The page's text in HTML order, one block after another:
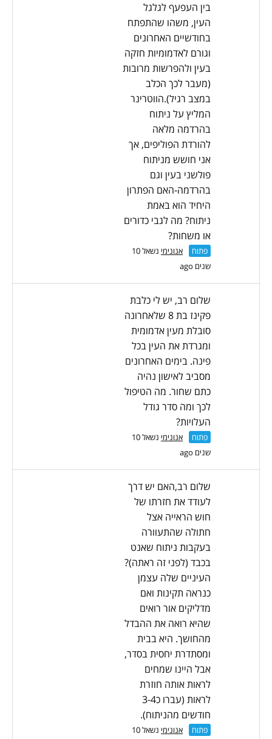
בין העפעף לגלגל
העין, משהו שהתפתח
בחודשיים האחרונים
וגורם לאדמומיות חזקה
בעין ולהפרשות מרובות
(מעבר לכך הכלב
במצב רגיל).הווטרינר
המליץ על ניתוח
בהרדמה מלאה
להורדת הפוליפים, אך
אני חושש מניתוח
פולשני בעין וגם
בהרדמה-האם הפתרון
היחיד הוא באמת
ניתוח? מה לגבי כדורים
או משחות?
פתוח אנונימי
נשאל 10
שנים ago
שלום רב, יש לי כלבת
פקינז בת 8 שלאחרונה
סובלת מעין אדמומית
ומגרדת את העין בכל
פינה. בימים האחרונים
מסביב לאישון נהיה
כתם שחור. מה הטיפול
לכך ומה סדר גודל
העלויות?
פתוח אנונימי
נשאל 10
שנים ago
שלום רב,האם יש דרך
לעודד את חזרתו של
חוש הראייה אצל
חתולה שהתעוורה
בעקבות ניתוח שאנט
בכבד (לפני זה ראתה)?
העיניים שלה עצמן
כנראה תקינות ואם
מדליקים אור רואים
שהיא רואה את ההבדל
מהחושך. היא בבית
ומסתדרת יחסית בסדר,
אבל היינו שמחים
לראות אותה חוזרת
לראות (עברו כ3-4
חודשים מהניתוח).
פתוח אנונימי
נשאל 10